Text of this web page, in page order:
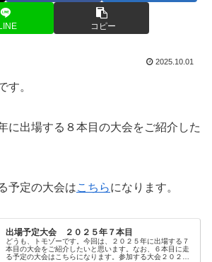
コピー
2025.10.01
す。
に出場する８本目の大会をご紹介した
予定の大会はこちらになります。
出場予定大会 ２０２５年７本目
どうも、トモゾーです。今回は、２０２５年に出場する７
本目の大会をご紹介したいと思います。なお、６本目に走
る予定の大会はこちらになります。参加する大会２０２５